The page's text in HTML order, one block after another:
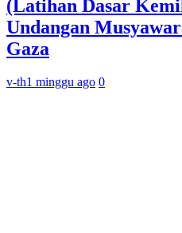
(Latihan Dasar
Undangan
Gaza
v-th1 minggu ago 0